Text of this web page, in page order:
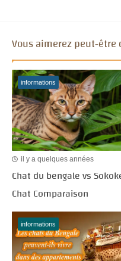
Vous aimerez peut-être
informations
il y a quelques années
Chat du bengale vs
Chat Comparaison
informations